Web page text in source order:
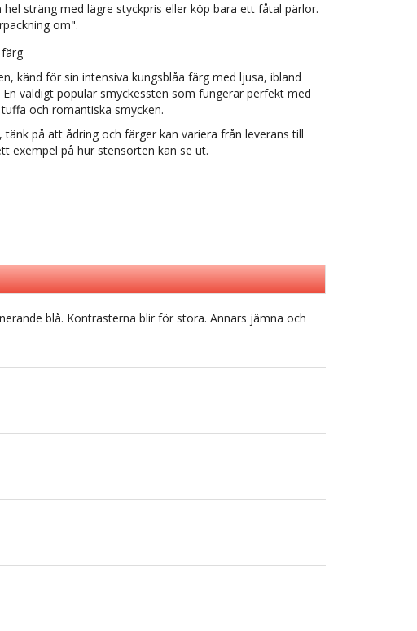
sträng med lägre styckpris eller köp bara ett fåtal pärlor.
om".
känd för sin intensiva kungsblåa färg med ljusa, ibland
väldigt populär smyckessten som fungerar perfekt med
och romantiska smycken.
på att ådring och färger kan variera från leverans till
exempel på hur stensorten kan se ut.
blå. Kontrasterna blir för stora. Annars jämna och